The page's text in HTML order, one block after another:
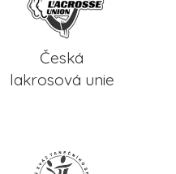
Česká
lakrosová unie